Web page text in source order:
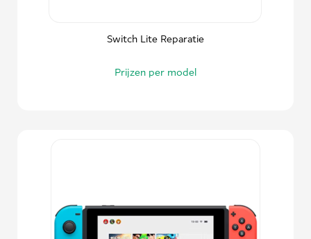
Switch Lite Reparatie
Prijzen per model